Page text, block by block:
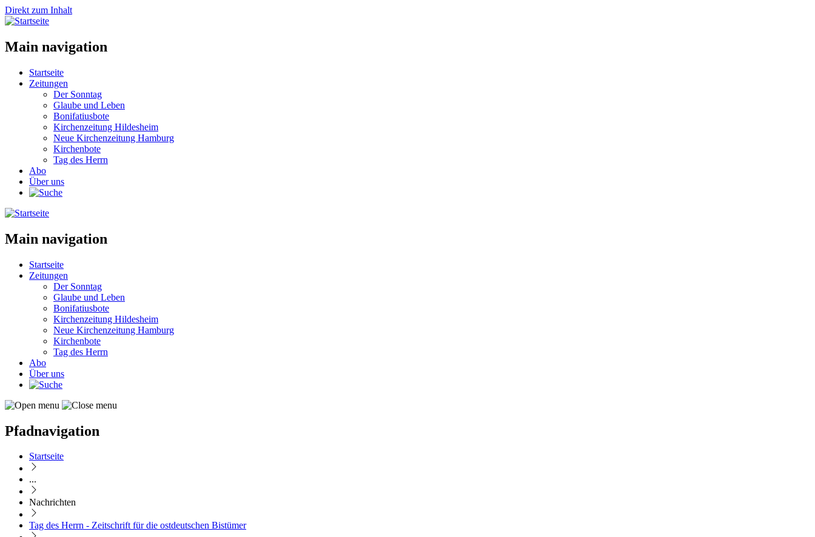
Direkt zum Inhalt
Main navigation
Startseite
Zeitungen
Der Sonntag
Glaube und Leben
Bonifatiusbote
Kirchenzeitung Hildesheim
Neue Kirchenzeitung Hamburg
Kirchenbote
Tag des Herrn
Abo
Über uns
Main navigation
Startseite
Zeitungen
Der Sonntag
Glaube und Leben
Bonifatiusbote
Kirchenzeitung Hildesheim
Neue Kirchenzeitung Hamburg
Kirchenbote
Tag des Herrn
Abo
Über uns
Pfadnavigation
Startseite
...
Nachrichten
Tag des Herrn - Zeitschrift für die ostdeutschen Bistümer